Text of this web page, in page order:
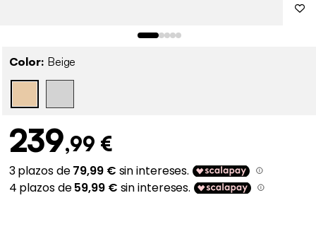
Color: Beige
239,99 €